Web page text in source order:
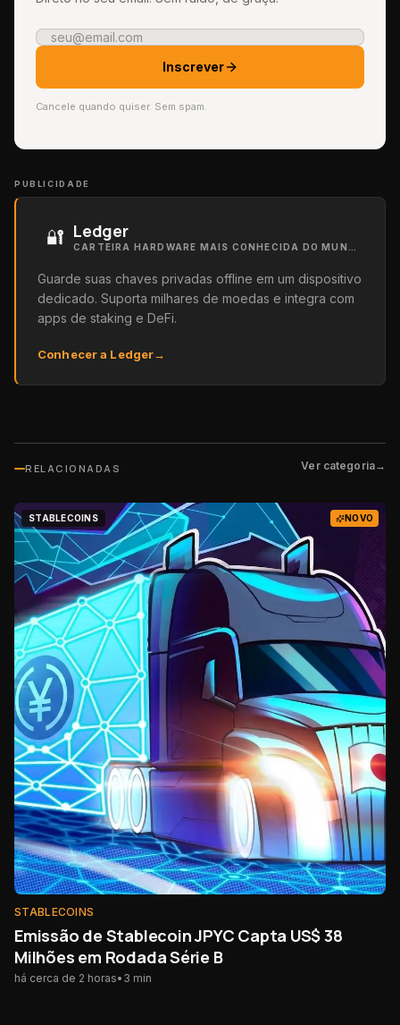
Inscrever
Cancele quando quiser. Sem spam.
PUBLICIDADE
🔐 Ledger
Guarde suas chaves privadas offline em um dispositivo
dedicado. Suporta milhares de moedas e integra com
apps de staking e DeFi.
Conhecer a Ledger→
RELACIONADAS Ver categoria→
STABLECOINS NOVO
STABLECOINS
Emissão de Stablecoin JPYC Capta US$ 38
Milhões em Rodada Série B
há cerca de 2 horas• 3 min